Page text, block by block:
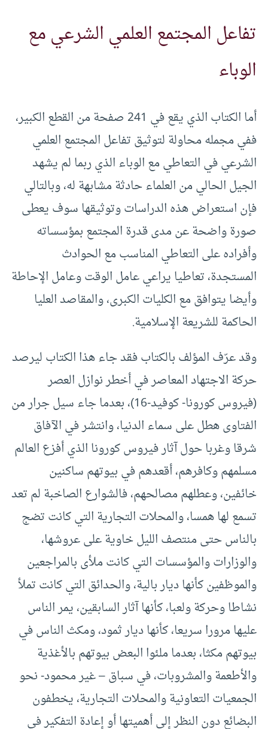
تفاعل المجتمع العلمي الشرعي مع
الوباء
أما الكتاب الذي يقع في 241 صفحة من القطع الكبير،
ففي مجمله محاولة لتوثيق تفاعل المجتمع العلمي
الشرعي في التعاطي مع الوباء الذي ربما لم يشهد
الجيل الحالي من العلماء حادثة مشابهة له، وبالتالي
فإن استعراض هذه الدراسات وتوثيقها سوف يعطى
صورة واضحة عن مدى قدرة المجتمع بمؤسساته
وأفراده على التعاطي المناسب مع الحوادث
المستجدة، تعاطيا يراعي عامل الوقت وعامل الإحاطة
وأيضا يتوافق مع الكليات الكبرى، والمقاصد العليا
الحاكمة للشريعة الإسلامية.
وقد عرّف المؤلف بالكتاب فقد جاء هذا الكتاب ليرصد
حركة الاجتهاد المعاصر في أخطر نوازل العصر
(فيروس كورونا- كوفيد-16)، بعدما جاء سيل جرار من
الفتاوى هطل على سماء الدنيا، وانتشر في الآفاق
شرقا وغربا حول آثار فيروس كورونا الذي أفزع العالم
مسلمهم وكافرهم، أقعدهم في بيوتهم ساكنين
خائفين، وعطلهم مصالحهم، فالشوارع الصاخبة لم تعد
تسمع لها همسا، والمحلات التجارية التي كانت تضج
بالناس حتى منتصف الليل خاوية على عروشها،
والوزارات والمؤسسات التي كانت ملأى بالمراجعين
والموظفين كأنها ديار بالية، والحدائق التي كانت تملأ
نشاطا وحركة ولعبا، كأنها آثار السابقين، يمر الناس
عليها مرورا سريعا، كأنها ديار ثمود، ومكث الناس في
بيوتهم مكثا، بعدما ملئوا البعض بيوتهم بالأغذية
والأطعمة والمشروبات، في سباق – غير محمود- نحو
الجمعيات التعاونية والمحلات التجارية، يخطفون
البضائع دون النظر إلى أهميتها أو إعادة التفكير في